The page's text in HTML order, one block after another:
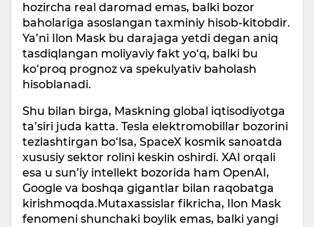
hozircha real daromad emas, balki bozor
baholariga asoslangan taxminiy hisob-kitobdir.
Ya’ni Ilon Mask bu darajaga yetdi degan aniq
tasdiqlangan moliyaviy fakt yo‘q, balki bu
ko‘proq prognoz va spekulyativ baholash
hisoblanadi.
Shu bilan birga, Maskning global iqtisodiyotga
ta’siri juda katta. Tesla elektromobillar bozorini
tezlashtirgan bo‘lsa, SpaceX kosmik sanoatda
xususiy sektor rolini keskin oshirdi. XAI orqali
esa u sun’iy intellekt bozorida ham OpenAI,
Google va boshqa gigantlar bilan raqobatga
kirishmoqda.Mutaxassislar fikricha, Ilon Mask
fenomeni shunchaki boylik emas, balki yangi